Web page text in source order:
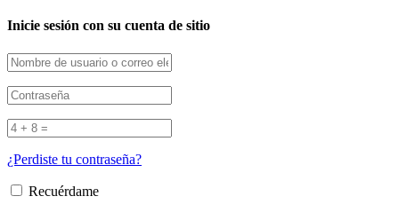
Inicie sesión con su cuenta de sitio
¿Perdiste tu contraseña?
Recuérdame